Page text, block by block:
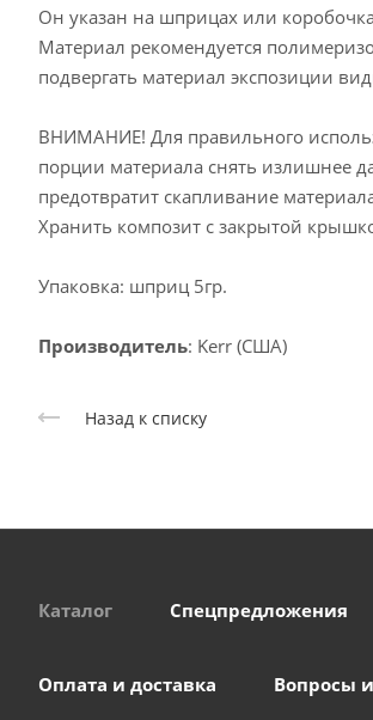
Он указан на шприцах или
Материал рекомендуется
подвергать материал экспозиции
ВНИМАНИЕ! Для правильного
порции материала снять излишнее
предотвратит скапливание
Хранить композит с закрытой
Упаковка: шприц 5гр.
Производитель: Kerr (США)
Назад к списку
Каталог Спецпредложения
Оплата и доставка Вопросы